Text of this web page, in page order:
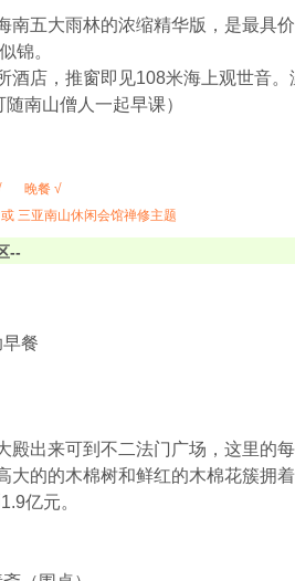
南五大雨林的浓缩精华版，是最具
锦。
酒店，推窗即见108米海上观世音
随南山僧人一起早课）
晚餐 √
三亚南山休闲会馆禅修主题
--
餐
殿出来可到不二法门广场，这里的
大的的木棉树和鲜红的木棉花簇拥
亿元。